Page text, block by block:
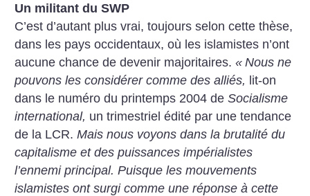
Un militant du SWP
C’est d’autant plus vrai, toujours selon cette thèse,
dans les pays occidentaux, où les islamistes n’ont
aucune chance de devenir majoritaires.« Nous ne
pouvons les considérer comme des alliés, lit-on
dans le numéro du printemps 2004 deSocialisme
international, un trimestriel édité par une tendance
de la LCR.Mais nous voyons dans la brutalité du
capitalisme et des puissances impérialistes
l’ennemi principal. Puisque les mouvements
islamistes ont surgi comme une réponse à cette